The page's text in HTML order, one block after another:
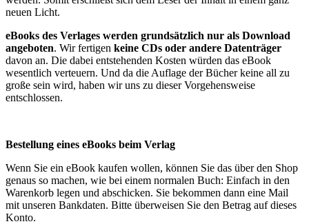
neuen Licht.
eBooks des Verlages werden grundsätzlich nur als Download
angeboten. Wir fertigen keine CDs oder andere Datenträger
davon an. Die dabei entstehenden Kosten würden das eBook
wesentlich verteuern. Und da die Auflage der Bücher keine all zu
große sein wird, haben wir uns zu dieser Vorgehensweise
entschlossen.
Bestellung eines eBooks beim Verlag
Wenn Sie ein eBook kaufen wollen, können Sie das über den Shop
genaus so machen, wie bei einem normalen Buch: Einfach in den
Warenkorb legen und abschicken. Sie bekommen dann eine Mail
mit unseren Bankdaten. Bitte überweisen Sie den Betrag auf dieses
Konto.